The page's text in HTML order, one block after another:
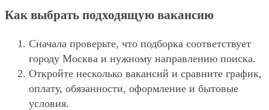
Как выбрать подходящую вакансию
Сначала проверьте, что подборка соответствует
городу Москва и нужному направлению поиска.
Откройте несколько вакансий и сравните график,
оплату, обязанности, оформление и бытовые
условия.